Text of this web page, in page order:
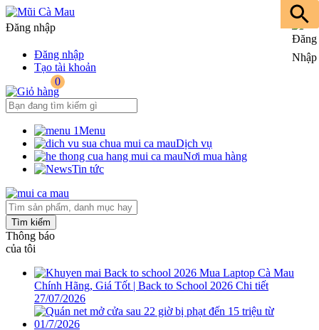
Đăng nhập
Đăng nhập
Tạo tài khoản
0
Menu
Dịch vụ
Nơi mua hàng
Tin tức
Tìm kiếm
Thông báo
của tôi
Mua Laptop Cà Mau
Chính Hãng, Giá Tốt | Back to School 2026 Chi tiết
27/07/2026